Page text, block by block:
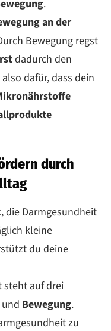
.
an der
Bewegung regst
dadurch den
dafür, dass dein
durch
die Darmgesundheit
kleine
du deine
steht auf drei
und Bewegung.
zu